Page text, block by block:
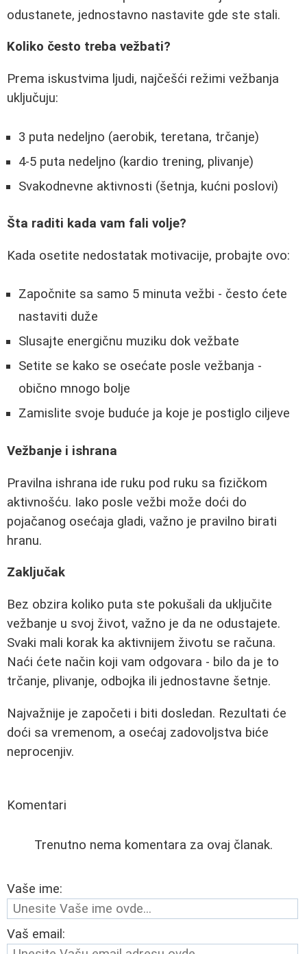
odustanete, jednostavno nastavite gde ste stali.
Koliko često treba vežbati?
Prema iskustvima ljudi, najčešći režimi vežbanja
uključuju:
3 puta nedeljno (aerobik, teretana, trčanje)
4-5 puta nedeljno (kardio trening, plivanje)
Svakodnevne aktivnosti (šetnja, kućni poslovi)
Šta raditi kada vam fali volje?
Kada osetite nedostatak motivacije, probajte ovo:
Započnite sa samo 5 minuta vežbi - često ćete
nastaviti duže
Slusajte energičnu muziku dok vežbate
Setite se kako se osećate posle vežbanja -
obično mnogo bolje
Zamislite svoje buduće ja koje je postiglo ciljeve
Vežbanje i ishrana
Pravilna ishrana ide ruku pod ruku sa fizičkom
aktivnošću. Iako posle vežbi može doći do
pojačanog osećaja gladi, važno je pravilno birati
hranu.
Zaključak
Bez obzira koliko puta ste pokušali da uključite
vežbanje u svoj život, važno je da ne odustajete.
Svaki mali korak ka aktivnijem životu se računa.
Naći ćete način koji vam odgovara - bilo da je to
trčanje, plivanje, odbojka ili jednostavne šetnje.
Najvažnije je započeti i biti dosledan. Rezultati će
doći sa vremenom, a osećaj zadovoljstva biće
neprocenjiv.
Komentari
Trenutno nema komentara za ovaj članak.
Vaše ime:
Vaš email: